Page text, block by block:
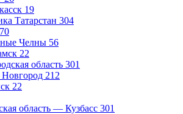
19
Татарстан 304
Челны 56
22
область 301
212
22
область — Кузбасс 301